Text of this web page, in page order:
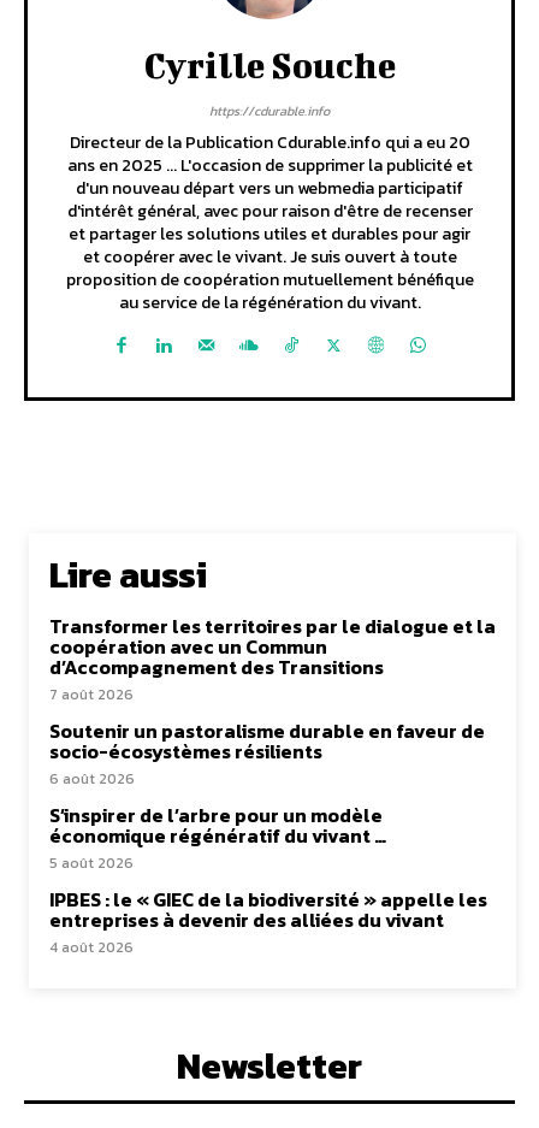
Cyrille Souche
https://cdurable.info
Directeur de la Publication Cdurable.info qui a eu 20
ans en 2025 ... L'occasion de supprimer la publicité et
d'un nouveau départ vers un webmedia participatif
d'intérêt général, avec pour raison d'être de recenser
et partager les solutions utiles et durables pour agir
et coopérer avec le vivant. Je suis ouvert à toute
proposition de coopération mutuellement bénéfique
au service de la régénération du vivant.
Lire aussi
Transformer les territoires par le dialogue et la
coopération avec un Commun
d’Accompagnement des Transitions
7 août 2026
Soutenir un pastoralisme durable en faveur de
socio-écosystèmes résilients
6 août 2026
S’inspirer de l’arbre pour un modèle
économique régénératif du vivant …
5 août 2026
IPBES : le « GIEC de la biodiversité » appelle les
entreprises à devenir des alliées du vivant
4 août 2026
Newsletter